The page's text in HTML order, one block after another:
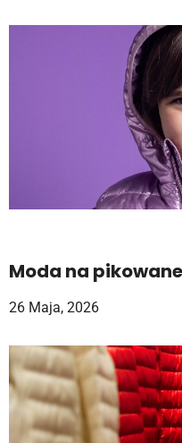
Moda na
26 Maja, 2026